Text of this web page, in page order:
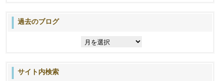
過去のブログ
サイト内検索